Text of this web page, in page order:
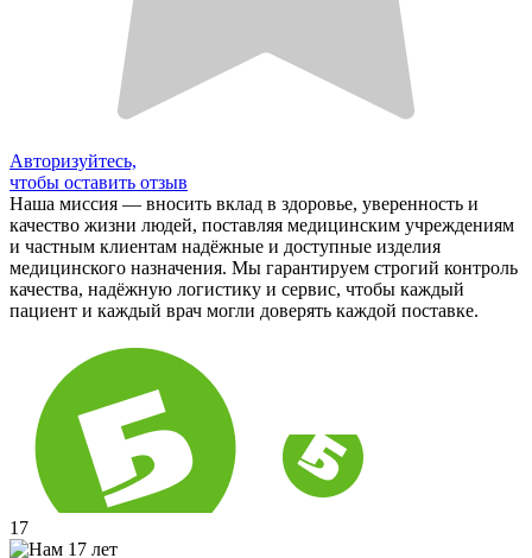
Авторизуйтесь,
чтобы оставить отзыв
Наша миссия — вносить вклад в здоровье, уверенность и
качество жизни людей, поставляя медицинским учреждениям
и частным клиентам надёжные и доступные изделия
медицинского назначения. Мы гарантируем строгий контроль
качества, надёжную логистику и сервис, чтобы каждый
пациент и каждый врач могли доверять каждой поставке.
17